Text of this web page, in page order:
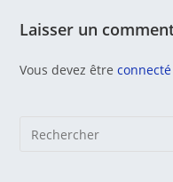
Laisser un
Vous devez êtreconnecté